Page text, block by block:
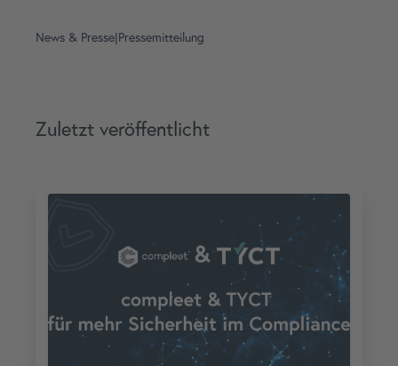
News & Presse|Pressemitteilung
Zuletzt veröffentlicht